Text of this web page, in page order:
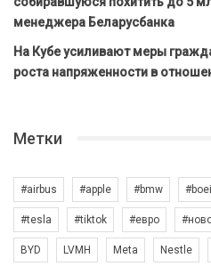
менеджера Беларусбанка
На Кубе усиливают меры
роста напряженности в
Метки
#airbus #apple #bmw
#tesla #tiktok #евро
BYD LVMH Meta Nestle